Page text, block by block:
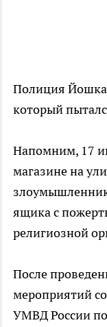
Полиция
который
Напомним, 17
магазине на
злоумышленник
ящика с
религиозной
После
мероприятий
УМВД России